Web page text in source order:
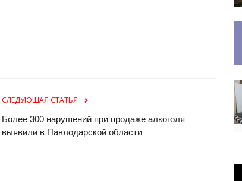
СЛЕДУЮЩАЯ СТАТЬЯ
Более 300 нарушений при продаже алкоголя
выявили в Павлодарской области